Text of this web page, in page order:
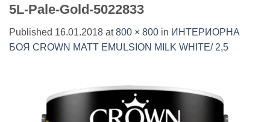
5L-Pale-Gold-5022833
Published 16.01.2018 at800 × 800 in ИНТЕРИОРНА
БОЯ CROWN MATT EMULSION MILK WHITE/ 2,5